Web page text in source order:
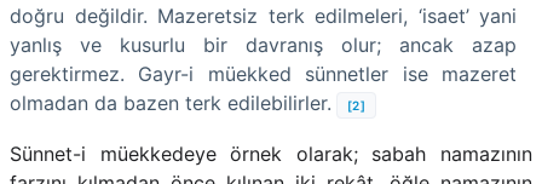
doğru değildir. Mazeretsiz terk edilmeleri, ‘isaet’ yani
yanlış ve kusurlu bir davranış olur; ancak azap
gerektirmez. Gayr-i müekked sünnetler ise mazeret
olmadan da bazen terk edilebilirler.
[2]
Sünnet-i müekkedeye örnek olarak;sabah namazının